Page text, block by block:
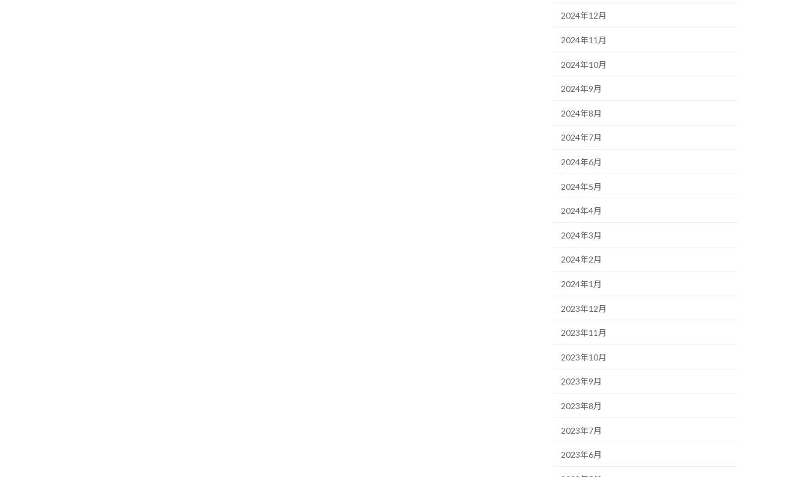
2024年12月
2024年11月
2024年10月
2024年9月
2024年8月
2024年7月
2024年6月
2024年5月
2024年4月
2024年3月
2024年2月
2024年1月
2023年12月
2023年11月
2023年10月
2023年9月
2023年8月
2023年7月
2023年6月